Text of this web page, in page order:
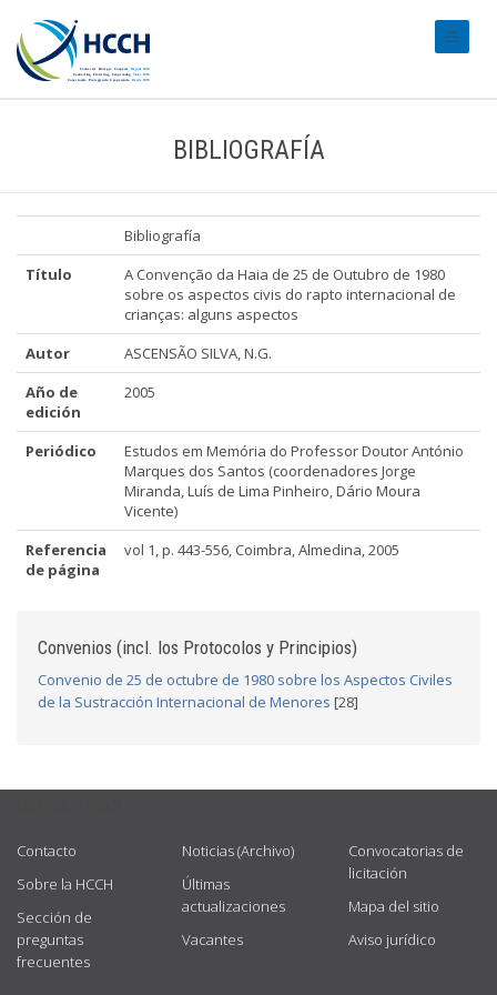
BIBLIOGRAFÍA
Bibliografía
Título
A Convenção da Haia de 25 de Outubro de 1980
sobre os aspectos civis do rapto internacional de
crianças: alguns aspectos
Autor
ASCENSÃO SILVA, N.G.
Año de
edición
2005
Periódico
Estudos em Memória do Professor Doutor António
Marques dos Santos (coordenadores Jorge
Miranda, Luís de Lima Pinheiro, Dário Moura
Vicente)
Referencia
de página
vol 1, p. 443-556, Coimbra, Almedina, 2005
Convenios (incl. los Protocolos y Principios)
Convenio de 25 de octubre de 1980 sobre los Aspectos Civiles
de la Sustracción Internacional de Menores [28]
Contacto
Sobre la HCCH
Sección de
preguntas
frecuentes
Noticias (Archivo)
Últimas
actualizaciones
Vacantes
Convocatorias de
licitación
Mapa del sitio
Aviso jurídico